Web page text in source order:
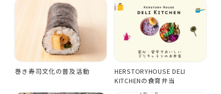
巻き寿司文化の普及活動
HERSTORYHOUSE DELI
KITCHENの食育弁当